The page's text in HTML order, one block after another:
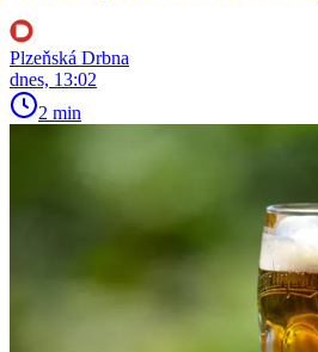
Plzeňská Drbna
dnes, 13:02
2 min